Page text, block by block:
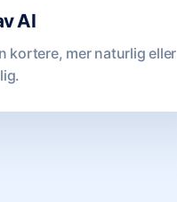
AI
kortere, mer naturlig eller